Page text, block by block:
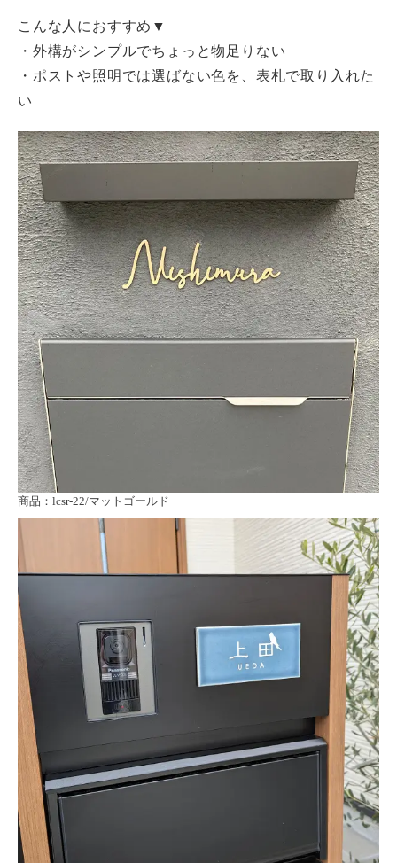
こんな人におすすめ▼
・外構がシンプルでちょっと物足りない
・ポストや照明では選ばない色を、表札で取り入れた
い
商品：lcsr-22/マットゴールド